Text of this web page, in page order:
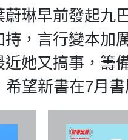
琳早前發起九
，言行變本加
她又搞事，籌
望新書在7月書